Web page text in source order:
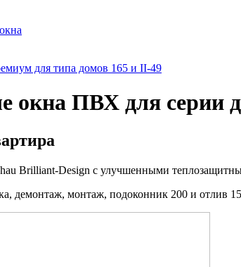
для типа домов 165 и II-49
окна ПВХ для серии
Brilliant-Design с улучшенными
демонтаж, монтаж, подоконник 200 и отлив